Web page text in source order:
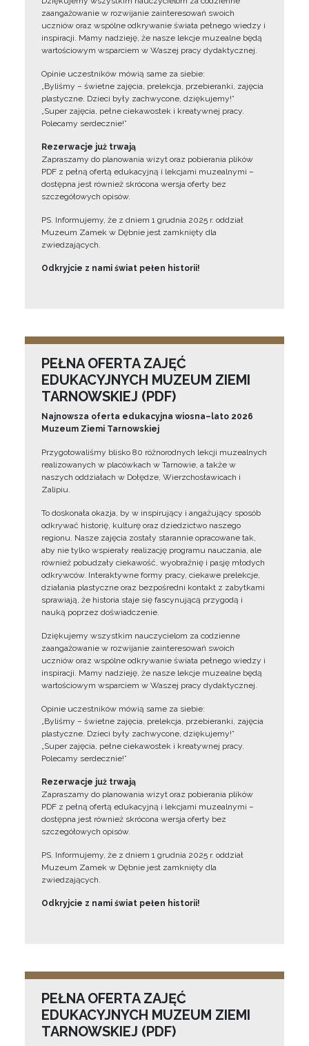
zaangażowanie w rozwijanie zainteresowań swoich
uczniów oraz wspólne odkrywanie świata pełnego wiedzy i
inspiracji. Mamy nadzieję, że nasze lekcje muzealne będą
wartościowym wsparciem w Waszej pracy dydaktycznej.
Opinie uczestników mówią same za siebie:
„Byliśmy – świetne zajęcia, prelekcja, przebieranki, zajęcia
plastyczne. Dzieci były zachwycone, dziękujemy!”
„Super zajęcia, pełne ciekawostek i kreatywnej pracy.
Polecamy serdecznie!”
Rezerwacje już trwają
Zapraszamy do planowania wizyt oraz pobierania plików
PDF z pełną ofertą edukacyjną i lekcjami muzealnymi –
dostępna jest również skrócona wersja oferty bez
szczegółowych opisów.
PS. Informujemy, że z dniem 1 grudnia 2025 r. oddział
Muzeum Zamek w Dębnie jest zamknięty dla
zwiedzających.
Odkryjcie z nami świat pełen historii!
PEŁNA OFERTA ZAJĘĆ
EDUKACYJNYCH MUZEUM ZIEMI
TARNOWSKIEJ (PDF)
Najnowsza oferta edukacyjna wiosna–lato 2026
Muzeum Ziemi Tarnowskiej
Przygotowaliśmy blisko 80 różnorodnych lekcji muzealnych
realizowanych w placówkach w Tarnowie, a także w
naszych oddziałach w Dołędze, Wierzchosławicach i
Zalipiu.
To doskonała okazja, by w inspirujący i angażujący sposób
odkrywać historię, kulturę oraz dziedzictwo naszego
regionu. Nasze zajęcia zostały starannie opracowane tak,
aby nie tylko wspierały realizację programu nauczania, ale
również pobudzały ciekawość, wyobraźnię i pasję młodych
odkrywców. Interaktywne formy pracy, ciekawe prelekcje,
działania plastyczne oraz bezpośredni kontakt z zabytkami
sprawiają, że historia staje się fascynującą przygodą i
nauką poprzez doświadczenie.
Dziękujemy wszystkim nauczycielom za codzienne
zaangażowanie w rozwijanie zainteresowań swoich
uczniów oraz wspólne odkrywanie świata pełnego wiedzy i
inspiracji. Mamy nadzieję, że nasze lekcje muzealne będą
wartościowym wsparciem w Waszej pracy dydaktycznej.
Opinie uczestników mówią same za siebie:
„Byliśmy – świetne zajęcia, prelekcja, przebieranki, zajęcia
plastyczne. Dzieci były zachwycone, dziękujemy!”
„Super zajęcia, pełne ciekawostek i kreatywnej pracy.
Polecamy serdecznie!”
Rezerwacje już trwają
Zapraszamy do planowania wizyt oraz pobierania plików
PDF z pełną ofertą edukacyjną i lekcjami muzealnymi –
dostępna jest również skrócona wersja oferty bez
szczegółowych opisów.
PS. Informujemy, że z dniem 1 grudnia 2025 r. oddział
Muzeum Zamek w Dębnie jest zamknięty dla
zwiedzających.
Odkryjcie z nami świat pełen historii!
PEŁNA OFERTA ZAJĘĆ
EDUKACYJNYCH MUZEUM ZIEMI
TARNOWSKIEJ (PDF)